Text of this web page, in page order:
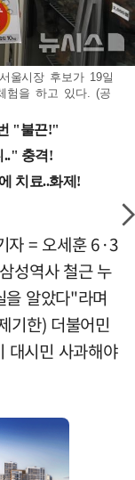
울시장 후보가 19일
험을 하고 있다. (공
자 = 오세훈 6·3
성역사 철근 누
을 알았다"라며
기한) 더불어민
대시민 사과해야